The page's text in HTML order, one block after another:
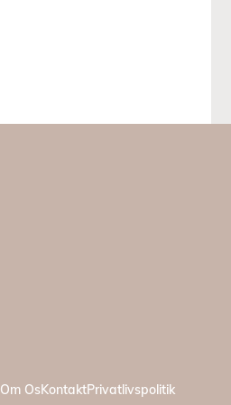
Om OsKontaktPrivatlivspolitik